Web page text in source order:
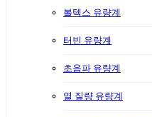
볼텍스 유량계
터빈 유량계
초음파 유량계
열 질량 유량계